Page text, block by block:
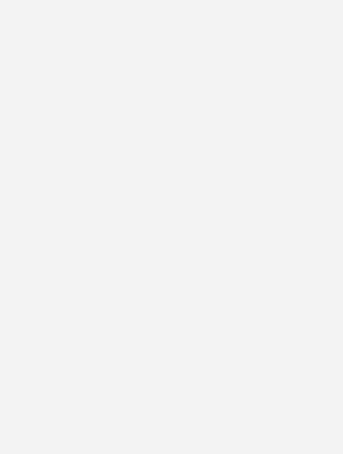
ist das Unternehmen Shecco vor kurzem
Verbands für Wärmepumpen